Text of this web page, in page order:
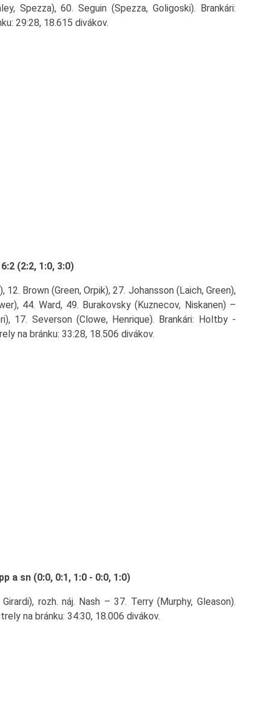
Spezza), 60. Seguin (Spezza, Goligoski). Brankári:
29:28, 18.615 divákov.
(2:2, 1:0, 3:0)
12. Brown (Green, Orpik), 27. Johansson (Laich, Green),
44. Ward, 49. Burakovsky (Kuznecov, Niskanen) –
17. Severson (Clowe, Henrique). Brankári: Holtby -
na bránku: 33:28, 18.506 divákov.
a sn (0:0, 0:1, 1:0 - 0:0, 1:0)
rozh. náj. Nash – 37. Terry (Murphy, Gleason).
na bránku: 34:30, 18.006 divákov.